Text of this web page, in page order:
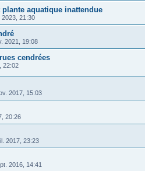
aquatique inattendue
2023, 21:30
2021, 19:08
cendrées
22:02
2017, 15:03
20:26
2017, 23:23
2016, 14:41